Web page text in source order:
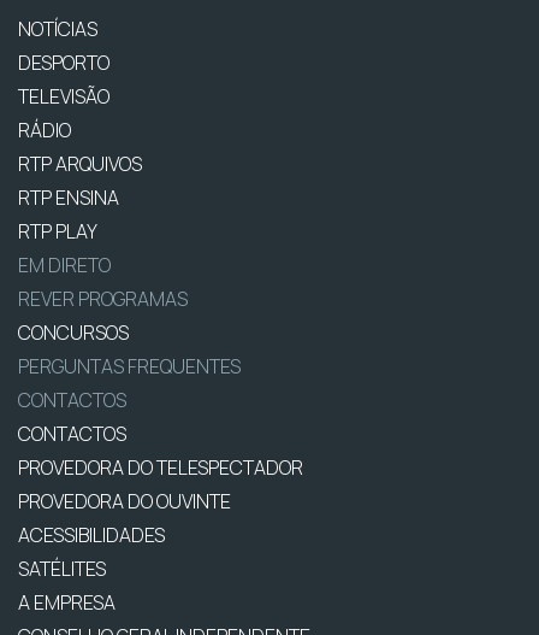
NOTÍCIAS
DESPORTO
TELEVISÃO
RÁDIO
RTP ARQUIVOS
RTP ENSINA
RTP PLAY
EM DIRETO
REVER PROGRAMAS
CONCURSOS
PERGUNTAS FREQUENTES
CONTACTOS
CONTACTOS
PROVEDORA DO TELESPECTADOR
PROVEDORA DO OUVINTE
ACESSIBILIDADES
SATÉLITES
A EMPRESA